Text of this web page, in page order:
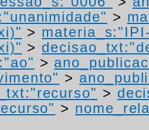
>
>
>
>
>
>
>